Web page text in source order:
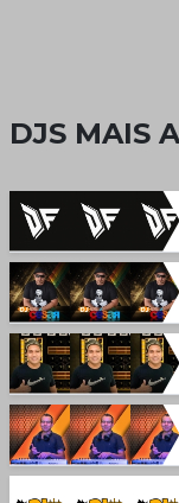
DJS MAIS